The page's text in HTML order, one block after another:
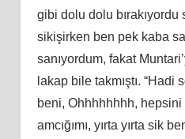
gibi dolu dolu bırakıyordu
sikişirken ben pek kaba
sanıyordum, fakat
lakap bile takmıştı. “Hadi
beni, Ohhhhhhhh,
amcığımı, yırta yırta sik